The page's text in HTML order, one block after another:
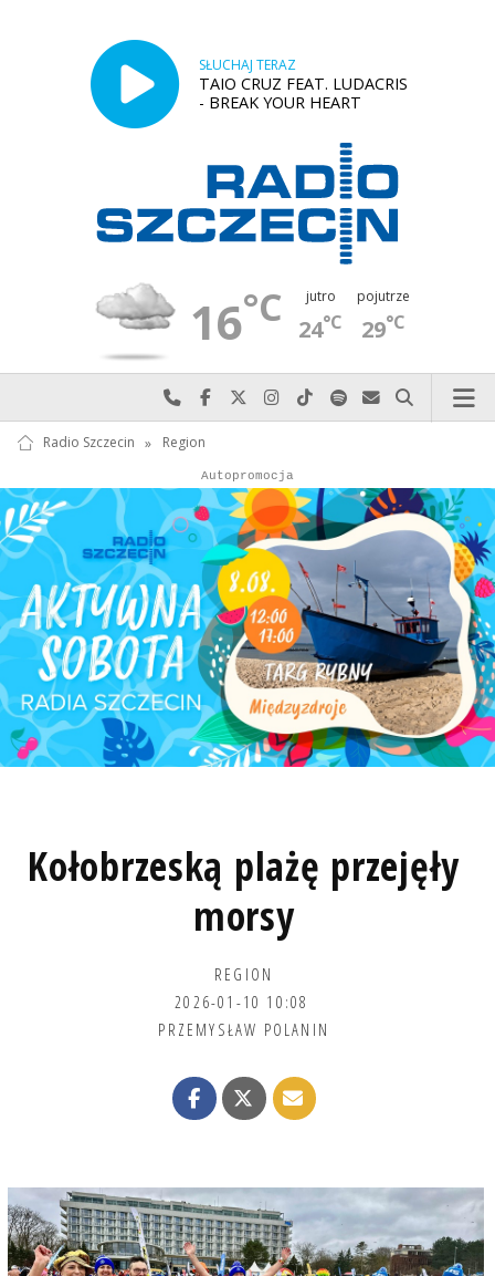
SŁUCHAJ TERAZ
TAIO CRUZ FEAT. LUDACRIS
- BREAK YOUR HEART
16°C jutro
24°C
pojutrze
29°C
Najlepiej po prostu do nas zadzwoń
Odwiedź nas na Facebook-u
Odwiedź nas na X
Odwiedź nas na Instagram-ie
Odwiedź nas na TikTok-u
Szukaj nas na Spotify
Wyślij do nas
Szukaj
Radio Szczecin » Region
Autopromocja
Autopromocja
Reklama
Kołobrzeską plażę przejęły
morsy
REGION
2026-01-10 10:08
PRZEMYSŁAW POLANIN